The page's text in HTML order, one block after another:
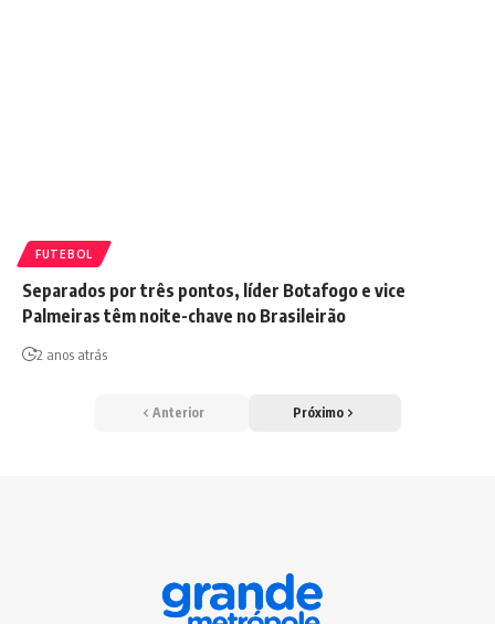
FUTEBOL
Separados por três pontos, líder Botafogo e vice
Palmeiras têm noite-chave no Brasileirão
2 anos atrás
Anterior Próximo